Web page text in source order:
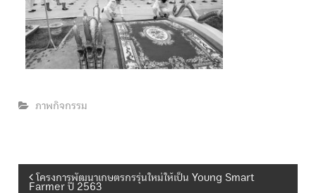
ภาพกิจกรรม
แ
โครงการพัฒนาเกษตรกรรุ่นใหม่ให้เป็น Young Smart
Farmer ปี 2563